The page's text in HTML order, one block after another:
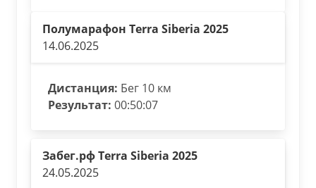
Полумарафон Terra Siberia 2025
14.06.2025
Дистанция: Бег 10 км
Результат: 00:50:07
Забег.рф Terra Siberia 2025
24.05.2025